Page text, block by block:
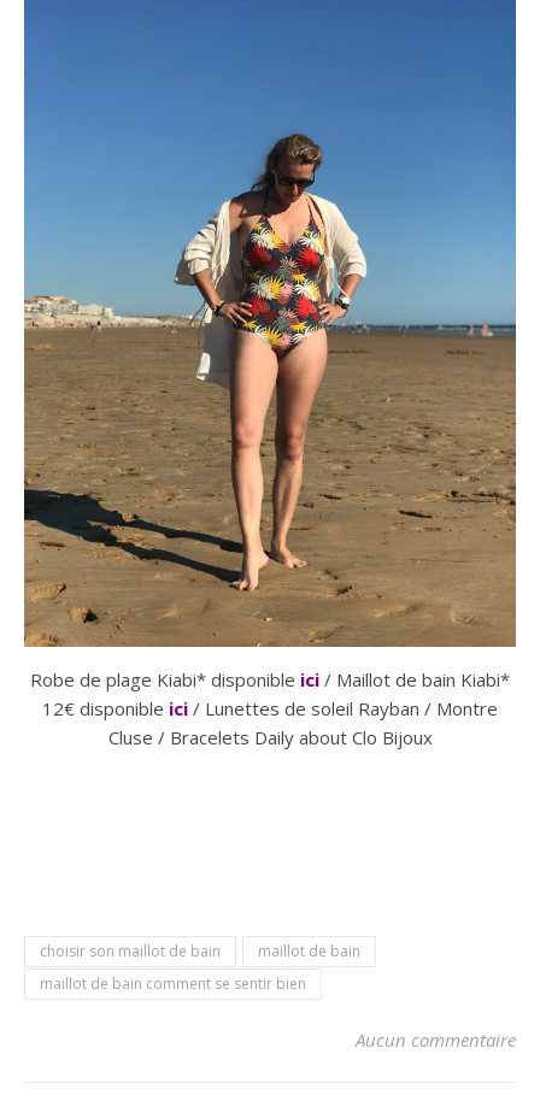
Robe de plage Kiabi* disponible ici / Maillot de bain Kiabi*
12€ disponible ici / Lunettes de soleil Rayban / Montre
Cluse / Bracelets Daily about Clo Bijoux
choisir son maillot de bain
maillot de bain
maillot de bain comment se sentir bien
Aucun commentaire